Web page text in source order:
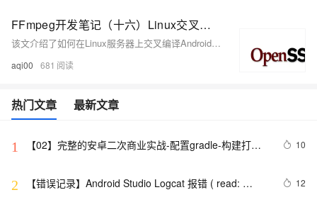
FFmpeg开发笔记（十六）Linux交叉编译Android的OpenSSL库
该文介绍了如何在Linux服务器上交叉编译Android的FFmpeg库以支持HTTPS视频播放。首先，从GitHub下载openssl源码，解压后通过编译脚本`build_openssl.sh`生成64位静态库。接着，更新环境变量加载openssl，并编辑FFmpeg配置脚本`config_ffmpeg_openssl.sh`启用openssl支持。然后，编译安装FFmpeg。最后，将编译好的库文件导入App工程的相应目录，修改视频链接为HTTPS，App即可播放HTTPS在线视频。
aqi00 681
热门文章 最新文章
1
【02】完整的安卓二次商业实战-配置gradle-构建打包
10
2
【错误记录】Android Studio Logcat 报错 ( read:
12